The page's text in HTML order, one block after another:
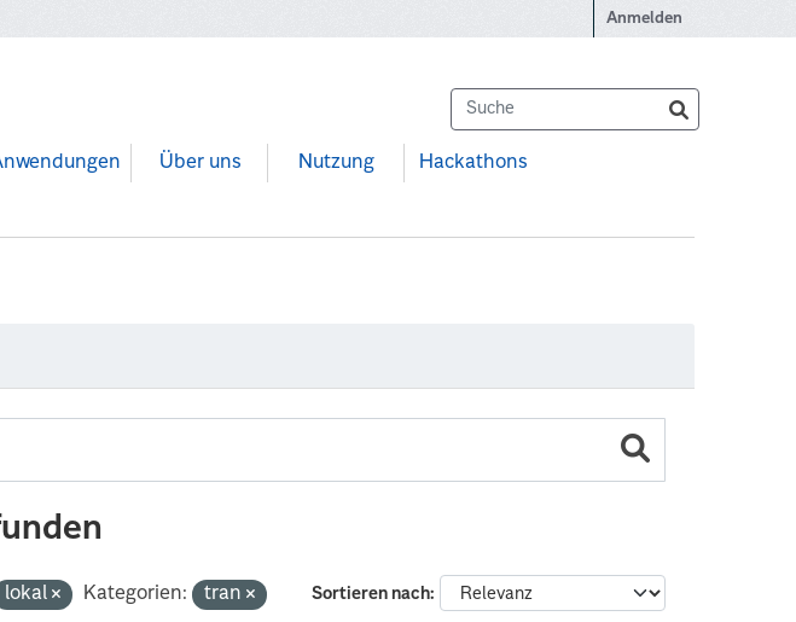
Anmelden
Über uns Nutzung Hackathons
Sortieren nach
lokal Kategorien:
tran